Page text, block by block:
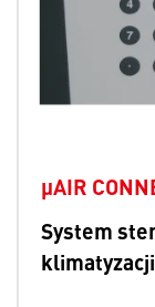
System
klimatyzacji
µAIR